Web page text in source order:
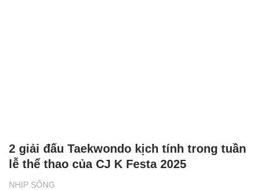
NHỊP SỐNG
2 giải đấu Taekwondo kịch tính trong tuần
lễ thể thao của CJ K Festa 2025